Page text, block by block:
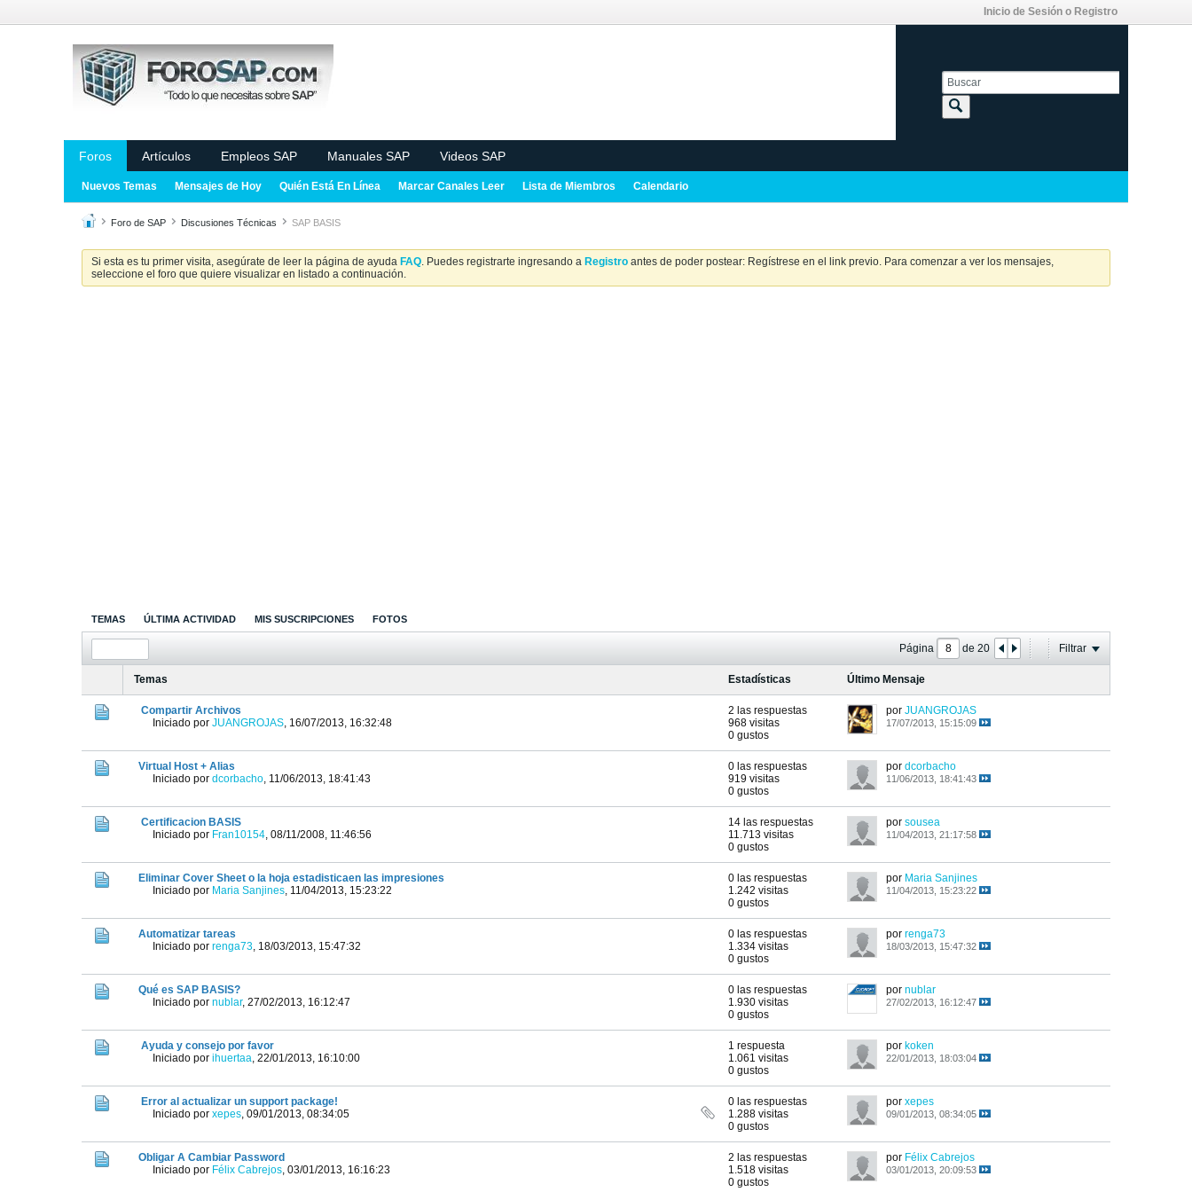
Inicio de Sesión o Registro
Foros Artículos Empleos SAP Manuales SAP Videos SAP
Nuevos Temas Mensajes de Hoy Quién Está En Línea Marcar Canales Leer Lista de Miembros Calendario
Foro de SAP Discusiones Técnicas SAP BASIS
Si esta es tu primer visita, asegúrate de leer la página de ayuda FAQ. Puedes registrarte ingresando a Registro antes de poder postear: Regístrese en el link previo. Para comenzar a ver los mensajes,
seleccione el foro que quiere visualizar en listado a continuación.
TEMAS ÚLTIMA ACTIVIDAD MIS SUSCRIPCIONES FOTOS
Página de 20 Filtrar
Temas Estadísticas Último Mensaje
Compartir Archivos
Iniciado por JUANGROJAS, 16/07/2013, 16:32:48
2 las respuestas
968 visitas
0 gustos
por JUANGROJAS
17/07/2013, 15:15:09
Virtual Host + Alias
Iniciado por dcorbacho, 11/06/2013, 18:41:43
0 las respuestas
919 visitas
0 gustos
por dcorbacho
11/06/2013, 18:41:43
Certificacion BASIS
Iniciado por Fran10154, 08/11/2008, 11:46:56
14 las respuestas
11.713 visitas
0 gustos
por sousea
11/04/2013, 21:17:58
Eliminar Cover Sheet o la hoja estadisticaen las impresiones
Iniciado por Maria Sanjines, 11/04/2013, 15:23:22
0 las respuestas
1.242 visitas
0 gustos
por Maria Sanjines
11/04/2013, 15:23:22
Automatizar tareas
Iniciado por renga73, 18/03/2013, 15:47:32
0 las respuestas
1.334 visitas
0 gustos
por renga73
18/03/2013, 15:47:32
Qué es SAP BASIS?
Iniciado por nublar, 27/02/2013, 16:12:47
0 las respuestas
1.930 visitas
0 gustos
por nublar
27/02/2013, 16:12:47
Ayuda y consejo por favor
Iniciado por ihuertaa, 22/01/2013, 16:10:00
1 respuesta
1.061 visitas
0 gustos
por koken
22/01/2013, 18:03:04
Error al actualizar un support package!
Iniciado por xepes, 09/01/2013, 08:34:05
0 las respuestas
1.288 visitas
0 gustos
por xepes
09/01/2013, 08:34:05
Obligar A Cambiar Password
Iniciado por Félix Cabrejos, 03/01/2013, 16:16:23
2 las respuestas
1.518 visitas
0 gustos
por Félix Cabrejos
03/01/2013, 20:09:53